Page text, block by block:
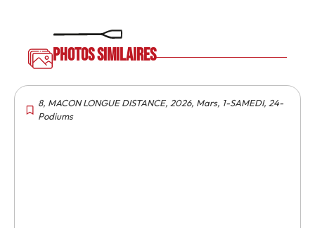
Photos similaires
8, MACON LONGUE DISTANCE, 2026, Mars, 1-SAMEDI, 24-
Podiums